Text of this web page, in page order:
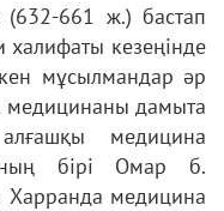
(632-661 ж.) бастап
халифаты кезеңінде
мұсылмандар әр
медицинаны дамыта
медицина
бірі Омар б.
Харранда медицина